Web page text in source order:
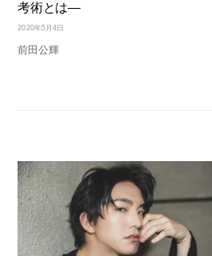
考術とは—
2020年5月4日
前田公輝